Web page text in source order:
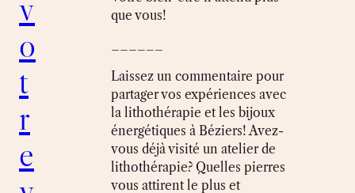
o
t
r
e
que vous!
Laissez un commentaire pour
partager vos expériences avec
la lithothérapie et les bijoux
énergétiques à Béziers! Avez-
vous déjà visité un atelier de
lithothérapie? Quelles pierres
vous attirent le plus et